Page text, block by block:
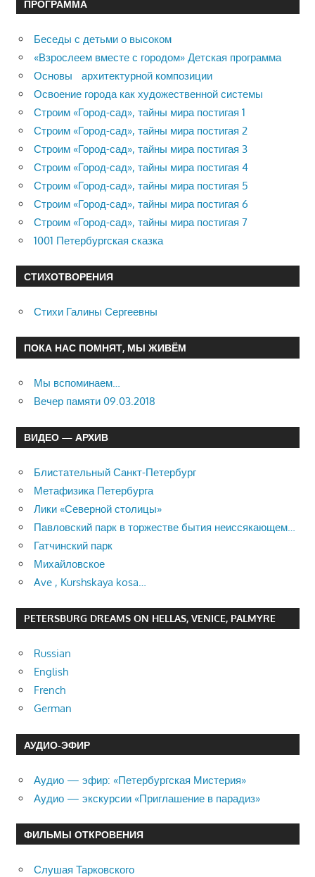
ПРОГРАММА
Беседы с детьми о высоком
«Взрослеем вместе с городом» Детская программа
Основы архитектурной композиции
Освоение города как художественной системы
Строим «Город-сад», тайны мира постигая 1
Строим «Город-сад», тайны мира постигая 2
Строим «Город-сад», тайны мира постигая 3
Строим «Город-сад», тайны мира постигая 4
Строим «Город-сад», тайны мира постигая 5
Строим «Город-сад», тайны мира постигая 6
Строим «Город-сад», тайны мира постигая 7
1001 Петербургская сказка
СТИХОТВОРЕНИЯ
Стихи Галины Сергеевны
ПОКА НАС ПОМНЯТ, МЫ ЖИВЁМ
Мы вспоминаем…
Вечер памяти 09.03.2018
ВИДЕО — АРХИВ
Блистательный Санкт-Петербург
Метафизика Петербурга
Лики «Северной столицы»
Павловский парк в торжестве бытия неиссякающем…
Гатчинский парк
Михайловское
Ave , Kurshskaya kosa…
PETERSBURG DREAMS ON HELLAS, VENICE, PALMYRE
Russian
English
French
German
АУДИО-ЭФИР
Аудио — эфир: «Петербургская Мистерия»
Аудио — экскурсии «Приглашение в парадиз»
ФИЛЬМЫ ОТКРОВЕНИЯ
Слушая Тарковского